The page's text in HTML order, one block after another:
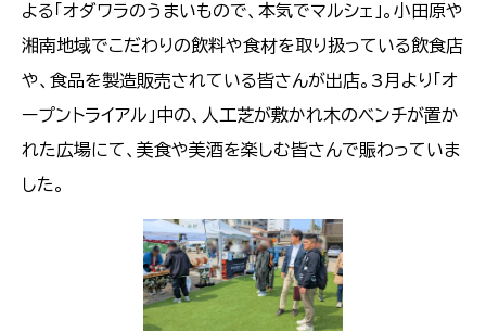
よる「オダワラのうまいもので、本気でマルシェ」。小田原や
湘南地域でこだわりの飲料や食材を取り扱っている飲食店
や、食品を製造販売されている皆さんが出店。3月より「オ
ープントライアル」中の、人工芝が敷かれ木のベンチが置か
れた広場にて、美食や美酒を楽しむ皆さんで賑わっていま
した。